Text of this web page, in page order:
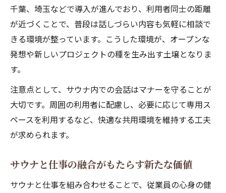
千葉、埼玉などで導入が進んでおり、利用者同士の距離
が近づくことで、普段は話しづらい内容も気軽に相談で
きる環境が整っています。こうした環境が、オープンな
発想や新しいプロジェクトの種を生み出す土壌となりま
す。
注意点として、サウナ内での会話はマナーを守ることが
大切です。周囲の利用者に配慮し、必要に応じて専用ス
ペースを利用するなど、快適な共用環境を維持する工夫
が求められます。
サウナと仕事の融合がもたらす新たな価値
サウナと仕事を組み合わせることで、従業員の心身の健